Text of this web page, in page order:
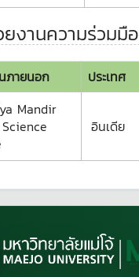
งานความร่วมมือ
ภายนอก
ประเทศ
Mandir
อินเดีย